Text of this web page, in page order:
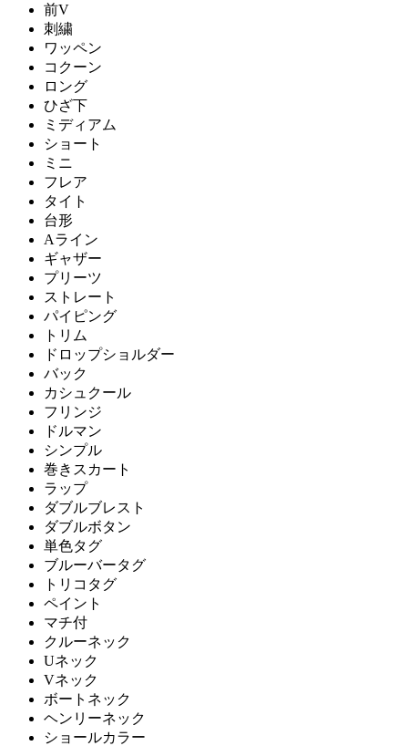
前V
刺繍
ワッペン
コクーン
ロング
ひざ下
ミディアム
ショート
ミニ
フレア
タイト
台形
Aライン
ギャザー
プリーツ
ストレート
パイピング
トリム
ドロップショルダー
バック
カシュクール
フリンジ
ドルマン
シンプル
巻きスカート
ラップ
ダブルブレスト
ダブルボタン
単色タグ
ブルーバータグ
トリコタグ
ペイント
マチ付
クルーネック
Uネック
Vネック
ボートネック
ヘンリーネック
ショールカラー